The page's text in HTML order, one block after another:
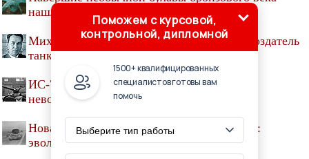
нашли в Польше
Михаил Кошкин, инженер-конструктор, создатель
танка Т-34
ИС-7 - мощнейший танк своего времени –
невостребованная мощь
Новая броня, новые снаряды, новое шасси:
эволюция «Буратино»
Поможем с курсовой,
контрольной, дипломной
1500+ квалифицированных
специалистов готовы вам
помочь